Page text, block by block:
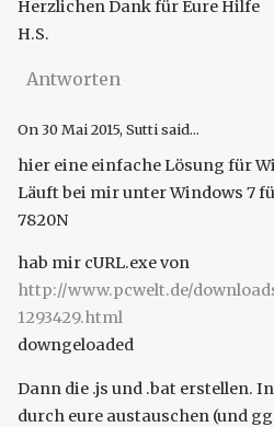
Herzlichen Dank für Eure Hilfe
H.S.
Antworten
On 30 Mai 2015, Sutti said...
hier eine einfache Lösung für
Läuft bei mir unter Windows 7
7820N
hab mir cURL.exe von
http://www.pcwelt.de/
1293429.html
downgeloaded
Dann die .js und .bat erstellen.
durch eure austauschen (und